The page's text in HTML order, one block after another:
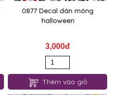
0877 Decal dán móng
halloween
3,000đ
Thêm vào giỏ